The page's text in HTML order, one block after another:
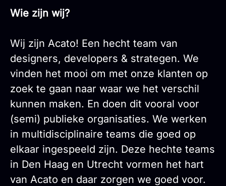
Wie zijn wij?
Wij zijn Acato! Een hecht team van
designers, developers & strategen. We
vinden het mooi om met onze klanten op
zoek te gaan naar waar we het verschil
kunnen maken. En doen dit vooral voor
(semi) publieke organisaties. We werken
in multidisciplinaire teams die goed op
elkaar ingespeeld zijn. Deze hechte teams
in Den Haag en Utrecht vormen het hart
van Acato en daar zorgen we goed voor.